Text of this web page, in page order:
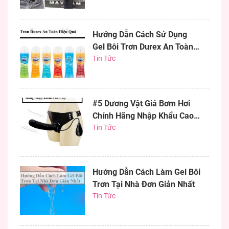
Hướng Dẫn Cách Sử Dụng
Gel Bôi Trơn Durex An Toàn
Hiệu Quả
Tin Tức
#5 Dương Vật Giả Bơm Hơi
Chính Hãng Nhập Khẩu Cao
Cấp
Tin Tức
Hướng Dẫn Cách Làm Gel Bôi
Trơn Tại Nhà Đơn Giản Nhất
Tin Tức